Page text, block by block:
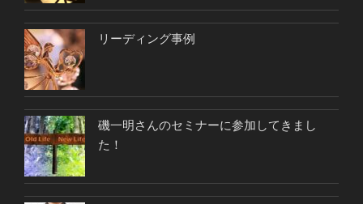
リーディング事例
磯一明さんのセミナーに参加してきまし
た！